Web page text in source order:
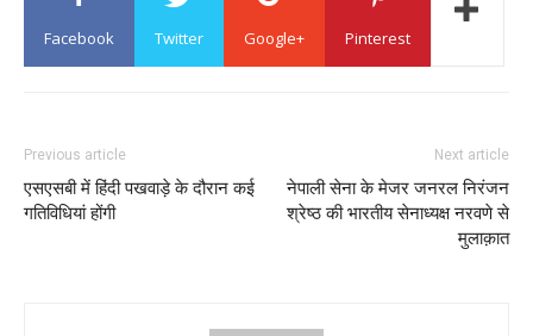
Facebook Twitter Google+ Pinterest
Previous article
एसएसबी में हिंदी पखवाड़े के दौरान कई
गतिविधियां होंगी
Next article
नेपाली सेना के मेजर जनरल निरंजन
श्रेष्ठ की भारतीय सेनाध्यक्ष नरवणे से
मुलाक़ात